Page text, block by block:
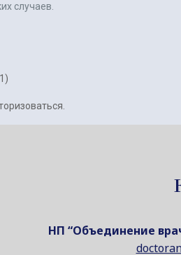
случаев.
НП “Объединение